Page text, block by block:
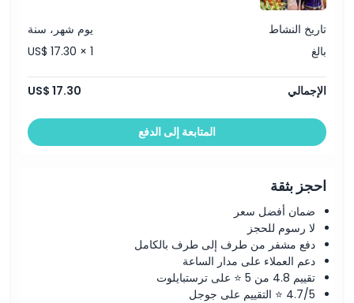
تاريخ النشاط
يوم شهر، سنة
بالغ
US$ 17.30 × 1
الإجمالي US$ 17.30
المتابعة إلى الدفع
احجز بثقة
ضمان أفضل سعر
لا رسوم للحجز
دفع مشفر من طرف إلى طرف بالكامل
دعم العملاء على مدار الساعة
تقييم 4.8 من 5 ⭐ على ترستبايلوت
4.7/5 ⭐ التقييم على جوجل